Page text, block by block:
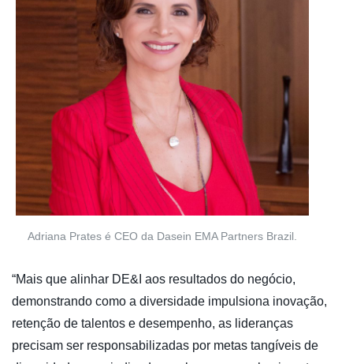
Adriana Prates é CEO da Dasein EMA Partners Brazil.
“Mais que alinhar DE&I aos resultados do negócio,
demonstrando como a diversidade impulsiona inovação,
retenção de talentos e desempenho, as lideranças
precisam ser responsabilizadas por metas tangíveis de